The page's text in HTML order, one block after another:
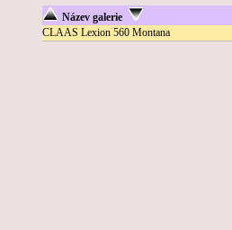
Název galerie
CLAAS Lexion 560 Montana